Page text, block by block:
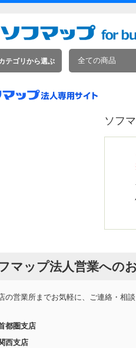
テゴリから選ぶ 全ての商品
ソフ
マップ法人営業への
の営業所までお気軽に、ご連絡・相
都圏支店
西支店